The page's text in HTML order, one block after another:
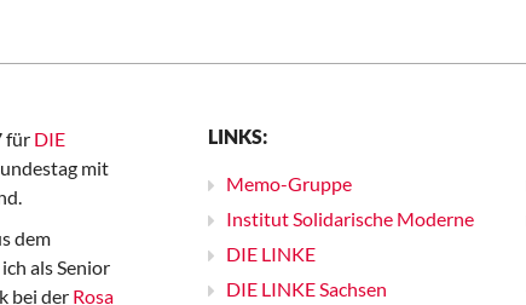
für DIE
mit
dem
als Senior
bei der Rosa
LINKS:
Memo-Gruppe
Institut Solidarische Moderne
DIE LINKE
DIE LINKE Sachsen